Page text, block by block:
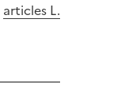
articles L.